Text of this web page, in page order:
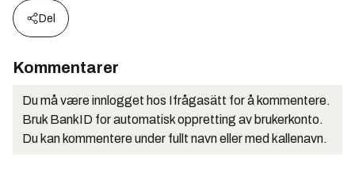
Del
Kommentarer
Du må være innlogget hos Ifrågasätt for å kommentere.
Bruk BankID for automatisk oppretting av brukerkonto.
Du kan kommentere under fullt navn eller med kallenavn.